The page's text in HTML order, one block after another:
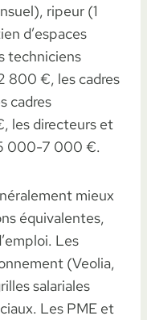
ripeur (1
d’espaces
techniciens
800 €, les cadres
cadres
les directeurs et
000-7 000 €.
mieux
équivalentes,
Les
(Veolia,
salariales
Les PME et